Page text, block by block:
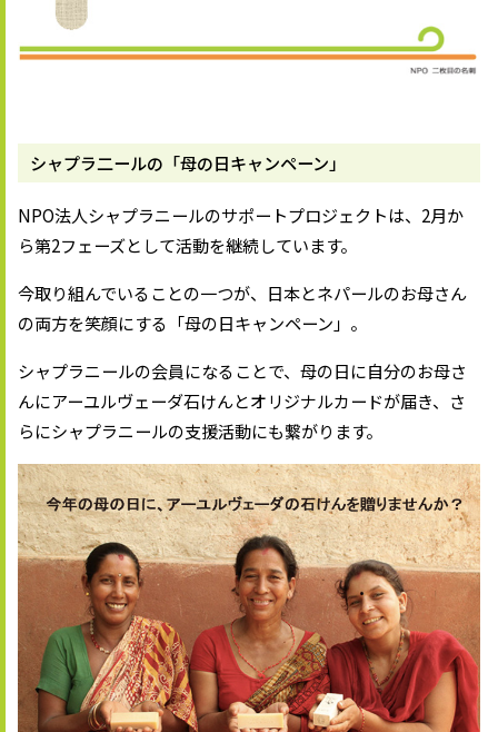
シャプラ二ールの「母の日キャンペーン」
NPO法人シャプラニールのサポートプロジェクトは、2月か
ら第2フェーズとして活動を継続しています。
今取り組んでいることの一つが、日本とネパールのお母さん
の両方を笑顔にする「母の日キャンペーン」。
シャプラニールの会員になることで、母の日に自分のお母さ
んにアーユルヴェーダ石けんとオリジナルカードが届き、さ
らにシャプラニールの支援活動にも繋がります。